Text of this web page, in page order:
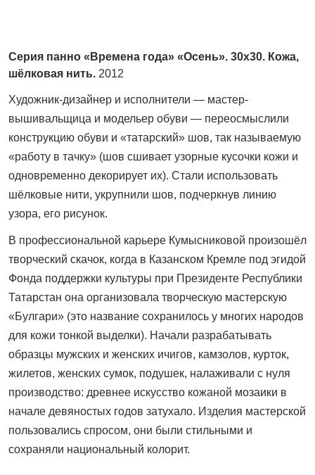
Серия панно «Времена года» «Осень». 30x30. Кожа,
шёлковая нить. 2012
Художник-дизайнер и исполнители — мастер-
вышивальщица и модельер обуви — переосмыслили
конструкцию обуви и «татарский» шов, так называемую
«работу в тачку» (шов сшивает узорные кусочки кожи и
одновременно декорирует их). Стали использовать
шёлковые нити, укрупнили шов, подчеркнув линию
узора, его рисунок.
В профессиональной карьере Кумысниковой произошёл
творческий скачок, когда в Казанском Кремле под эгидой
Фонда поддержки культуры при Президенте Республики
Татарстан она организовала творческую мастерскую
«Булгари» (это название сохранилось у многих народов
для кожи тонкой выделки). Начали разрабатывать
образцы мужских и женских ичигов, камзолов, курток,
жилетов, женских сумок, подушек, налаживали с нуля
производство: древнее искусство кожаной мозаики в
начале девяностых годов затухало. Изделия мастерской
пользовались спросом, они были стильными и
сохраняли национальный колорит.